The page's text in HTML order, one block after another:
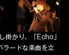
ラードな楽曲を立